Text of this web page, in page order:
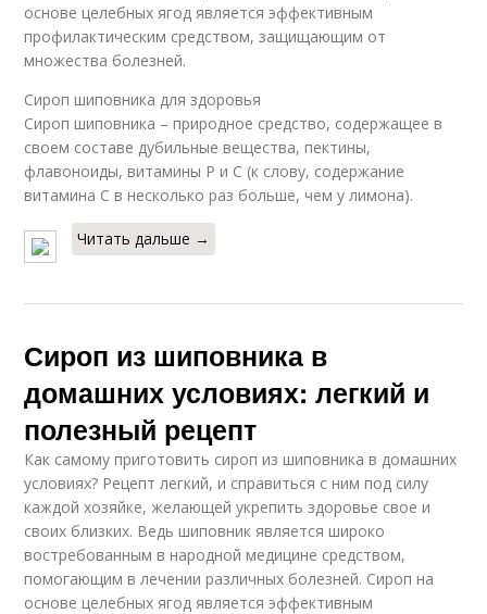
основе целебных ягод является эффективным
профилактическим средством, защищающим от
множества болезней.
Сироп шиповника для здоровья
Сироп шиповника – природное средство, содержащее в
своем составе дубильные вещества, пектины,
флавоноиды, витамины Р и С (к слову, содержание
витамина С в несколько раз больше, чем у лимона).
Читать дальше →
Сироп из шиповника в
домашних условиях: легкий и
полезный рецепт
Как самому приготовить сироп из шиповника в домашних
условиях? Рецепт легкий, и справиться с ним под силу
каждой хозяйке, желающей укрепить здоровье свое и
своих близких. Ведь шиповник является широко
востребованным в народной медицине средством,
помогающим в лечении различных болезней. Сироп на
основе целебных ягод является эффективным